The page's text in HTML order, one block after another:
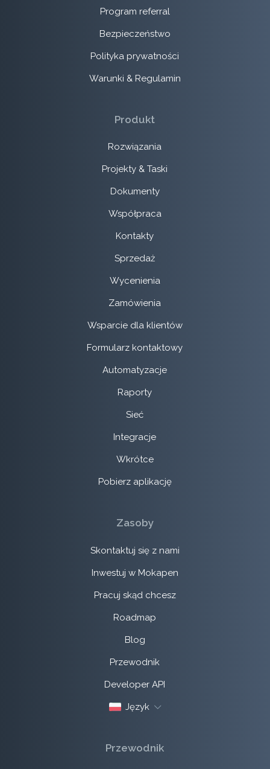
Program referral
Bezpieczeństwo
Polityka prywatności
Warunki & Regulamin
Produkt
Rozwiązania
Projekty & Taski
Dokumenty
Współpraca
Kontakty
Sprzedaż
Wycenienia
Zamówienia
Wsparcie dla klientów
Formularz kontaktowy
Automatyzacje
Raporty
Sieć
Integracje
Wkrótce
Pobierz aplikację
Zasoby
Skontaktuj się z nami
Inwestuj w Mokapen
Pracuj skąd chcesz
Roadmap
Blog
Przewodnik
Developer API
Język
Przewodnik